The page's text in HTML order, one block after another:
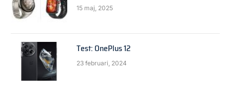
15 maj, 2025
Test: OnePlus 12
23 februari, 2024